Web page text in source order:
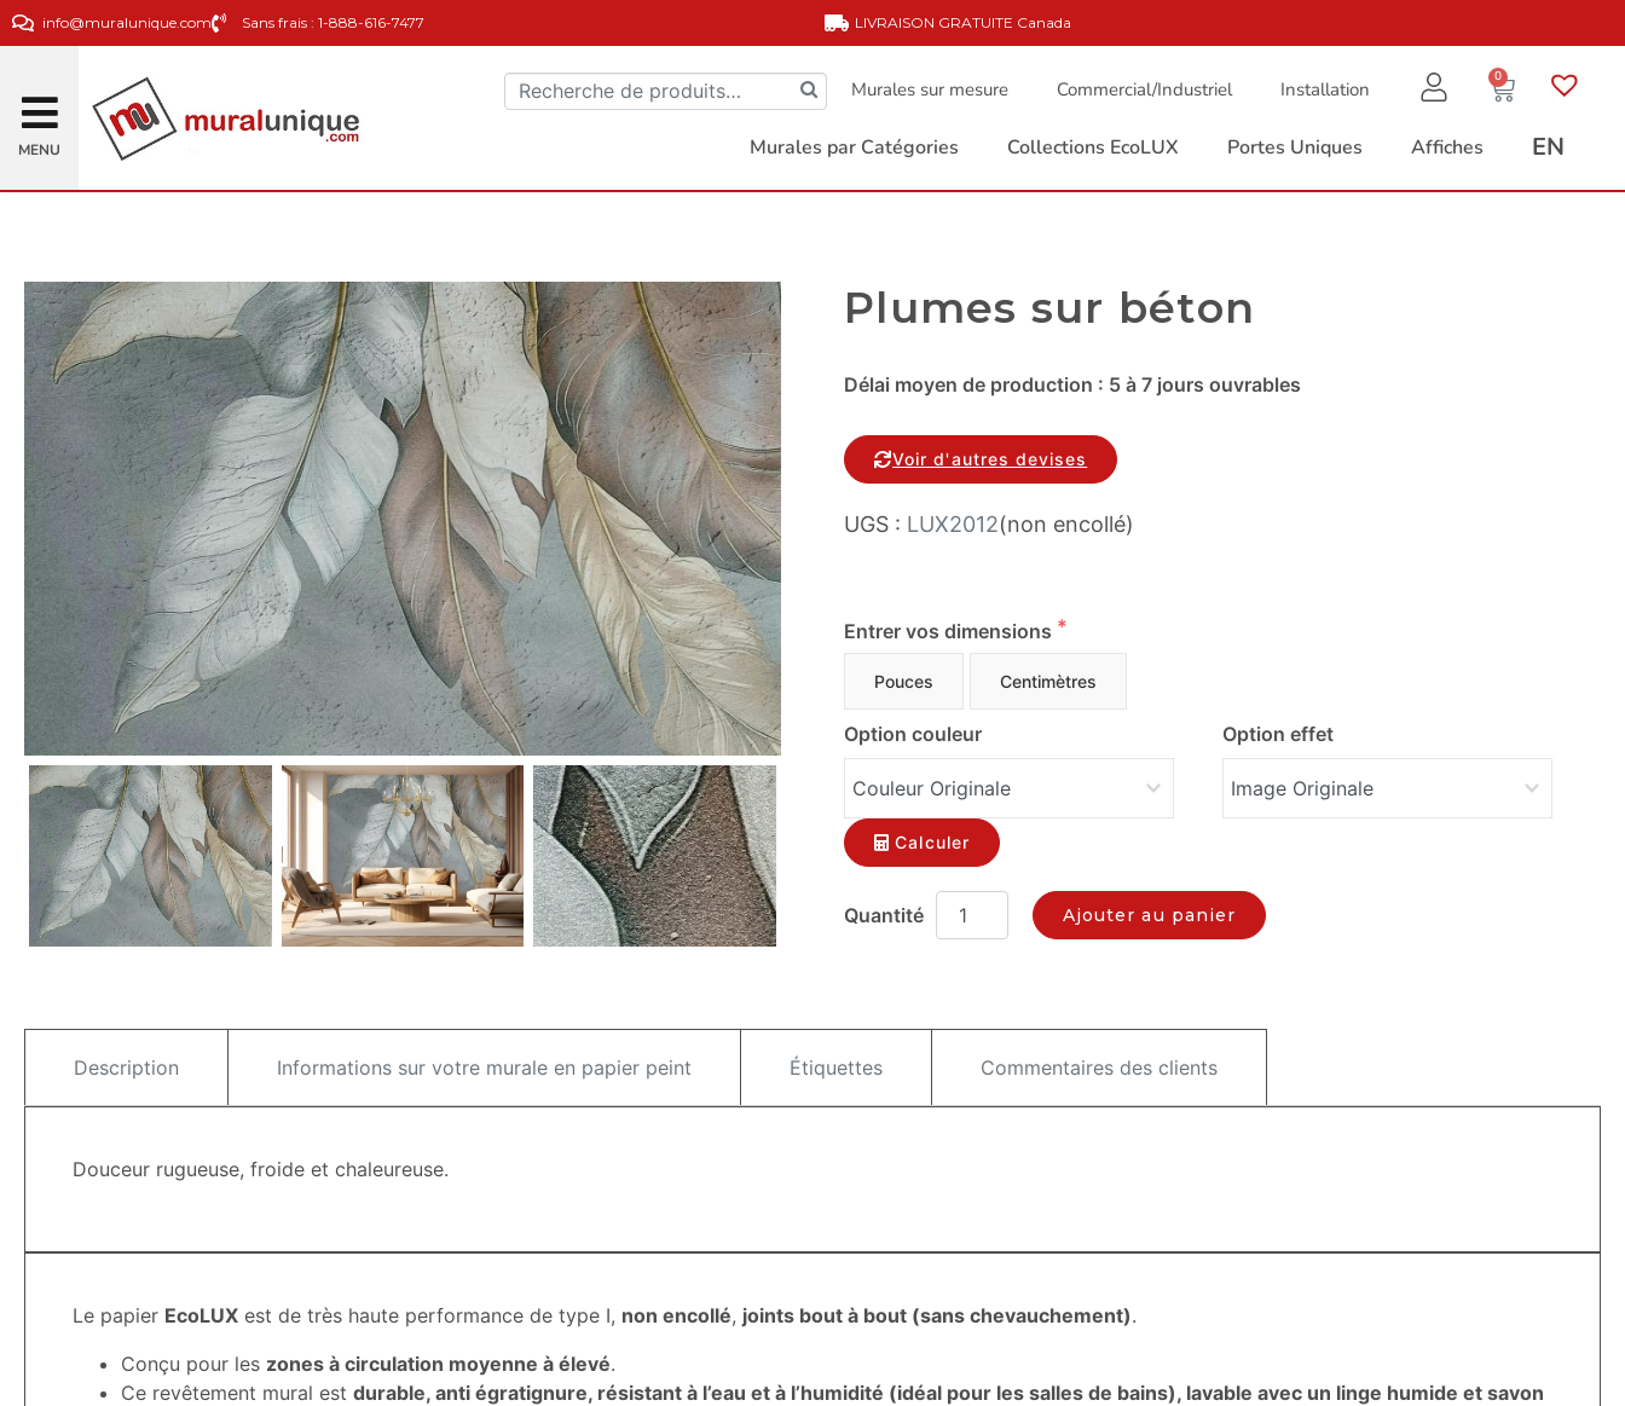
info@muralunique.com Sans frais : 1-888-616-7477 LIVRAISON GRATUITE Canada
MENU
Murales sur mesure Commercial/Industriel Installation
0
Murales par Catégories Collections EcoLUX Portes Uniques Affiches EN
Plumes sur béton
Délai moyen de production : 5 à 7 jours ouvrables
Voir d'autres devises
UGS : LUX2012(non encollé)
Entrer vos dimensions
Pouces Centimètres
Option couleur Option effet
Calculer
Ajouter au panier
Description Informations sur votre murale en papier peint Étiquettes Commentaires des clients
Douceur rugueuse, froide et chaleureuse.
Le papier EcoLUX est de très haute performance de type I, non encollé, joints bout à bout (sans chevauchement).
Conçu pour les zones à circulation moyenne à élevé.
Ce revêtement mural estdurable, anti égratignure, résistant à l’eau et à l’humidité (idéal pour les salles de bains), lavable avec un linge humide et savon